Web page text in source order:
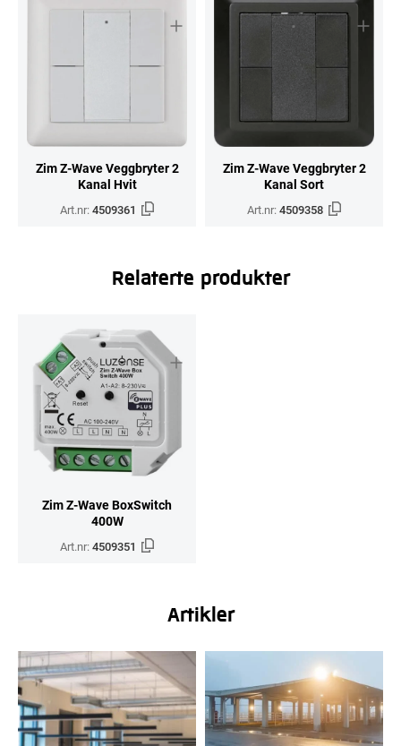
Zim Z-Wave Veggbryter 2
Kanal Hvit
Art.nr:4509361
Zim Z-Wave Veggbryter 2
Kanal Sort
Art.nr:4509358
Relaterte produkter
Zim Z-Wave BoxSwitch
400W
Art.nr:4509351
Artikler